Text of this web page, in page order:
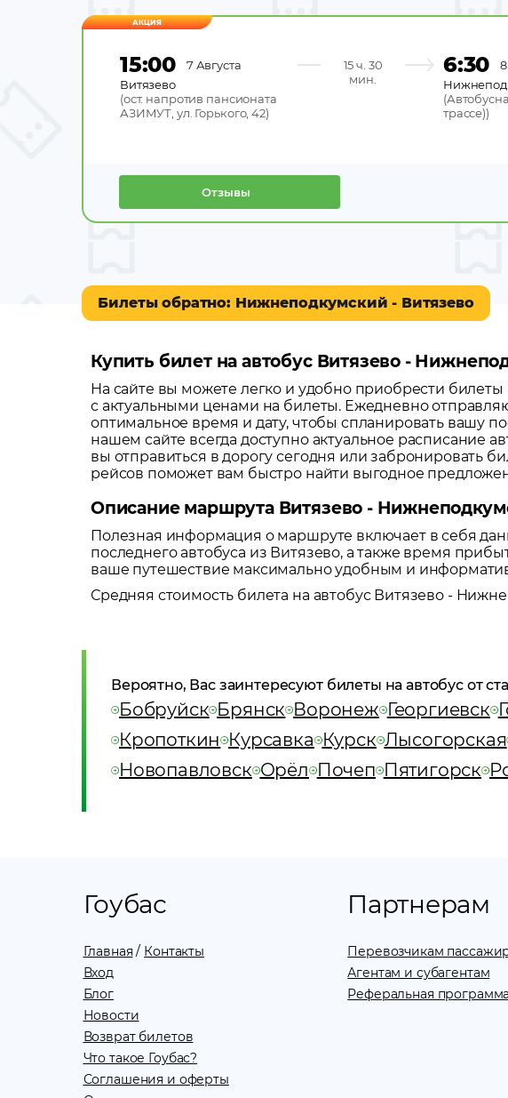
АКЦИЯ
15:00
7 Августа
Витязево
(ост. напротив пансионата
АЗИМУТ, ул. Горького, 42)
15 ч. 30
мин.
6:30
(
трассе))
Отзывы
Билеты обратно: Нижнеподкумский - Витязево
Купить билет на автобус Витязево -
На сайте вы можете легко и удобно приобрести
с актуальными ценами на билеты. Ежедневно
оптимальное время и дату, чтобы спланировать вашу
нашем сайте всегда доступно актуальное расписание
вы отправиться в дорогу сегодня или забронировать
рейсов поможет вам быстро найти выгодное
Описание маршрута Витязево -
Полезная информация о маршруте включает в себя
последнего автобуса из Витязево, а также время
ваше путешествие максимально удобным и
Средняя стоимость билета на автобус Витязево-
Вероятно, Вас заинтересуют билеты на автобус от
Бобруйск Брянск Воронеж Георгиевск
Кропоткин Курсавка Курск Лысогорская
Новопавловск Орёл Почеп Пятигорск
Гоубас
Главная / Контакты
Вход
Блог
Новости
Возврат билетов
Что такое Гоубас?
Соглашения и оферты
Партнерам
Перевозчикам
Агентам и субагентам
Реферальная программа